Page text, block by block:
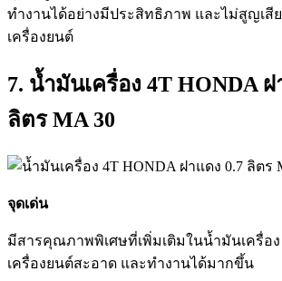
ทำงานได้อย่างมีประสิทธิภาพ และไม่สูญเสี
เครื่องยนต์
7. น้ำมันเครื่อง 4T HONDA​ ฝ
ลิตร MA 30
จุดเด่น
มีสารคุณภาพพิเศษที่เพิ่มเติมในน้ำมันเครื่อง
เครื่องยนต์สะอาด และทำงานได้มากขึ้น